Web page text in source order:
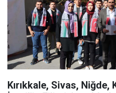
Kırıkkale, Sivas, Niğde,